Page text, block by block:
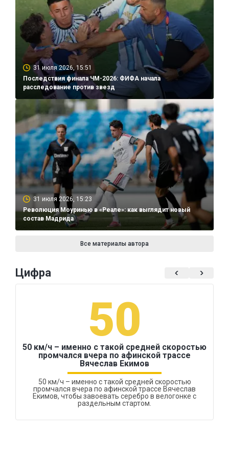
31 июля 2026, 15:51
Последствия финала ЧМ-2026: ФИФА начала
расследование против звезд
31 июля 2026, 15:23
Революция Моуринью в «Реале»: как выглядит новый
состав Мадрида
Все материалы автора
Цифра
50
50 км/ч – именно с такой средней скоростью
промчался вчера по афинской трассе
Вячеслав Екимов
50 км/ч – именно с такой средней скоростью
промчался вчера по афинской трассе Вячеслав
Екимов, чтобы завоевать серебро в велогонке с
раздельным стартом.